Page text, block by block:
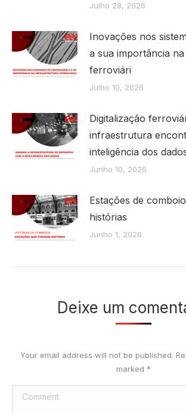
Julho 28, 2026
Inovações nos
a sua importância
ferroviári
Julho 10, 2026
Digitalização
infraestrutura
inteligência dos
Junho 10, 2026
Estações de
histórias
Junho 1, 2026
Deixe um
Your email address will not be published.
marked *
Comment